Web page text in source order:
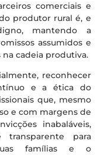
comerciais e
produtor rural é, e
mantendo a
assumidos e
cadeia produtiva.
reconhecer
e a ética do
que, mesmo
e com margens de
inabaláveis,
para
famílias e o